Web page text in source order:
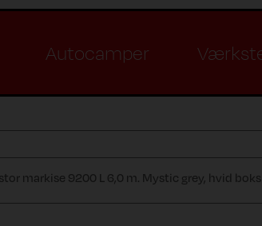
Autocamper
markise 9200 L 6,0 m. Mystic grey, hvid boks